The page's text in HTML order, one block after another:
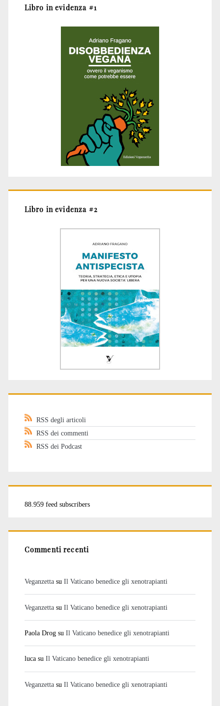
Libro in evidenza #1
Libro in evidenza #2
RSS degli articoli
RSS dei commenti
RSS dei Podcast
88.959 feed subscribers
Commenti recenti
Veganzettasu Il Vaticano benedice gli xenotrapianti
Veganzettasu Il Vaticano benedice gli xenotrapianti
Paola Drogsu Il Vaticano benedice gli xenotrapianti
lucasu Il Vaticano benedice gli xenotrapianti
Veganzettasu Il Vaticano benedice gli xenotrapianti